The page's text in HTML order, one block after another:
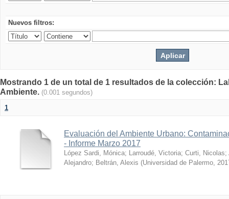
Nuevos filtros:
Mostrando 1 de un total de 1 resultados de la colección:
Ambiente. (0.001 segundos)
1
Evaluación del Ambiente Urbano:
- Informe Marzo 2017
López Sardi, Mónica; Larroudé, Victoria; Curti, Nicolas;
Alejandro; Beltrán, Alexis (Universidad de Palermo,